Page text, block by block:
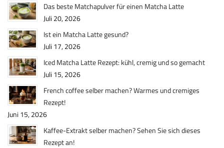
Das beste Matchapulver für einen Matcha Latte
Juli 20, 2026
Ist ein Matcha Latte gesund?
Juli 17, 2026
Iced Matcha Latte Rezept: kühl, cremig und so gemacht
Juli 15, 2026
French coffee selber machen? Warmes und cremiges
Rezept!
Juni 15, 2026
Kaffee-Extrakt selber machen? Sehen Sie sich dieses
Rezept an!